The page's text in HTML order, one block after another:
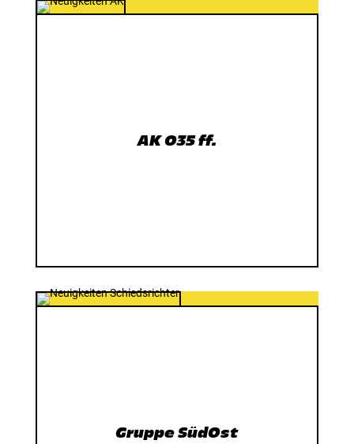
AK O35 ff.
Gruppe SüdOst